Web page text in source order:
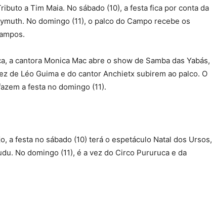
a Tim Maia. No sábado (10), a festa fica por conta da
No domingo (11), o palco do Campo recebe os
a cantora Monica Mac abre o show de Samba das Yabás,
de Léo Guima e do cantor Anchietx subirem ao palco. O
a festa no domingo (11).
a festa no sábado (10) terá o espetáculo Natal dos Ursos,
No domingo (11), é a vez do Circo Pururuca e da